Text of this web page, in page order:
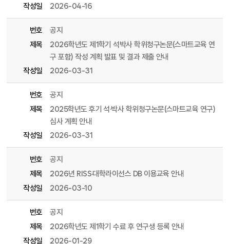
작성일
2026-04-16
번호
공지
제목
2026학년도 제1학기 석박사 학위청구논문(스마트교육 연
구 포함) 작성 계획 발표 및 결과 제출 안내
작성일
2026-03-31
번호
공지
제목
2025학년도 후기 석·박사 학위청구논문(스마트교육 연구)
심사 계획 안내
작성일
2026-03-31
번호
공지
제목
2026년 RISS·대학라이선스 DB 이용교육 안내
작성일
2026-03-10
번호
공지
제목
2026학년도 제1학기 수료 후 연구생 등록 안내
작성일
2026-01-29